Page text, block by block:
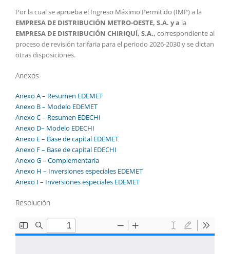
Por la cual se aprueba el Ingreso Máximo Permitido (IMP) a la
EMPRESA DE DISTRIBUCIÓN METRO-OESTE, S.A. y a la
EMPRESA DE DISTRIBUCIÓN CHIRIQUÍ, S.A., correspondiente al
proceso de revisión tarifaria para el periodo 2026-2030 y se dictan
otras disposiciones.
Anexos
Anexo A – Resumen EDEMET
Anexo B – Modelo EDEMET
Anexo C – Resumen EDECHI
Anexo D– Modelo EDECHI
Anexo E – Base de capital EDEMET
Anexo F – Base de capital EDECHI
Anexo G – Complementaria
Anexo H – Inversiones especiales EDEMET
Anexo I – Inversiones especiales EDEMET
Resolución